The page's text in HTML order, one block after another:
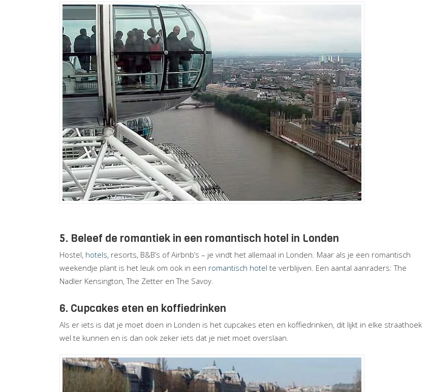
5. Beleef de romantiek in een romantisch hotel in Londen
Hostel, hotels, resorts, B&B’s of Airbnb’s – je vindt het allemaal in Londen. Maar als je een romantisch
weekendje plant is het leuk om ook in een romantisch hotel te verblijven. Een aantal aanraders: The
Nadler Kensington, The Zetter en The Savoy.
6. Cupcakes eten en koffiedrinken
Als er iets is dat je moet doen in Londen is het cupcakes eten en koffiedrinken, dit lijkt in elke straathoek
wel te kunnen en is dan ook zeker iets dat je niet moet overslaan.